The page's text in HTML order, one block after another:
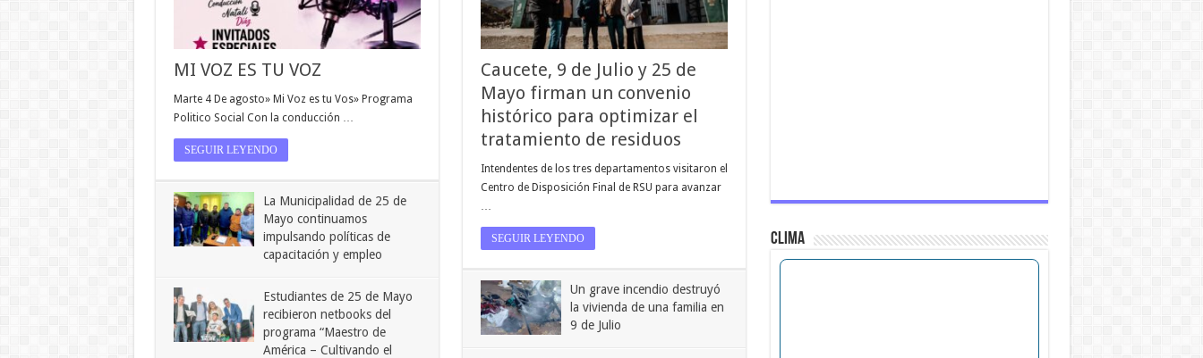
MI VOZ ES TU VOZ
Marte 4 De agosto» Mi Voz es tu Vos» Programa
Politico Social Con la conducción …
SEGUIR LEYENDO
La Municipalidad de 25 de
Mayo continuamos
impulsando políticas de
capacitación y empleo
Estudiantes de 25 de Mayo
recibieron netbooks del
programa “Maestro de
América – Cultivando el
Caucete, 9 de Julio y 25 de
Mayo firman un convenio
histórico para optimizar el
tratamiento de residuos
Intendentes de los tres departamentos visitaron el
Centro de Disposición Final de RSU para avanzar
SEGUIR LEYENDO
Un grave incendio destruyó
la vivienda de una familia en
9 de Julio
CLIMA